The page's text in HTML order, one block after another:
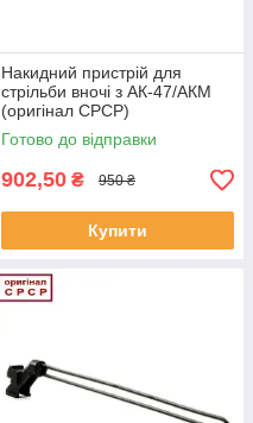
Накидний пристрій для
стрільби вночі з АК-47/АКМ
(оригінал СРСР)
Готово до відправки
902,50 ₴ 950 ₴
Купити